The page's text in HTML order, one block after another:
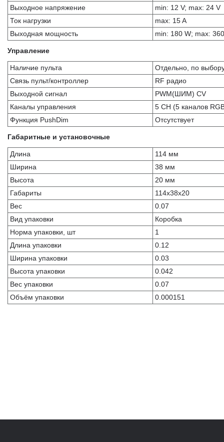
Выходное напряжение
min: 12 V; max: 24 V
Ток нагрузки
max: 15 A
Выходная мощность
min: 180 W; max:
Управление
Наличие пульта
Отдельно, по
Связь пульт/контроллер
RF радио
Выходной сигнал
PWM(ШИМ) CV
Каналы управления
5 CH (5 каналов
Функция PushDim
Отсутствует
Габаритные и установочные
Длина
114 мм
Ширина
38 мм
Высота
20 мм
Габариты
114x38x20
Вес
0.07
Вид упаковки
Коробка
Норма упаковки, шт
1
Длина упаковки
0.12
Ширина упаковки
0.03
Высота упаковки
0.042
Вес упаковки
0.07
Объём упаковки
0.000151